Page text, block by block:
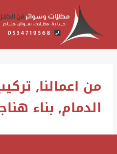
المحتوى
من اعمالنا,
الدمام, بناء